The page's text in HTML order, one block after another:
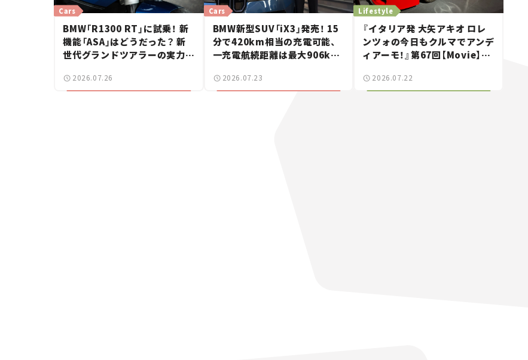
Cars
BMW「R1300 RT」に試乗！ 新
機能「ASA」はどうだった？ 新
世代グランドツアラーの実力に
2026.07.26
Cars
BMW新型SUV「iX3」発売！ 15
分で420km相当の充電可能、
一充電航続距離は最大906km
場【新車ニュース】
2026.07.23
Lifestyle
『イタリア発 大矢アキオ ロレ
ンツォの今日もクルマでアンデ
ィアーモ！』第67回【Movie】
で起きた、若者たちの「驚き」
2026.07.22